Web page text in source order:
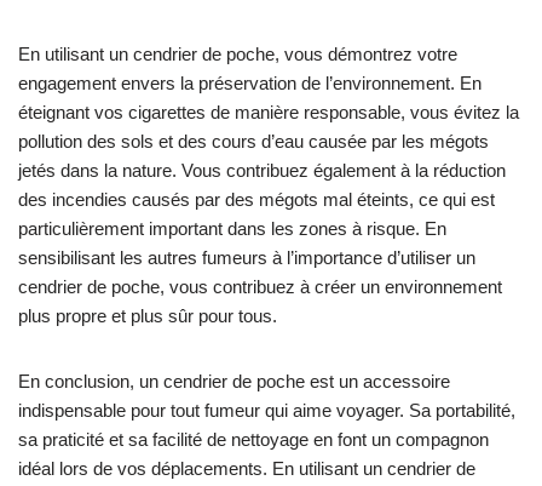
En utilisant un cendrier de poche, vous démontrez votre
engagement envers la préservation de l’environnement. En
éteignant vos cigarettes de manière responsable, vous évitez la
pollution des sols et des cours d’eau causée par les mégots
jetés dans la nature. Vous contribuez également à la réduction
des incendies causés par des mégots mal éteints, ce qui est
particulièrement important dans les zones à risque. En
sensibilisant les autres fumeurs à l’importance d’utiliser un
cendrier de poche, vous contribuez à créer un environnement
plus propre et plus sûr pour tous.
En conclusion, un cendrier de poche est un accessoire
indispensable pour tout fumeur qui aime voyager. Sa portabilité,
sa praticité et sa facilité de nettoyage en font un compagnon
idéal lors de vos déplacements. En utilisant un cendrier de